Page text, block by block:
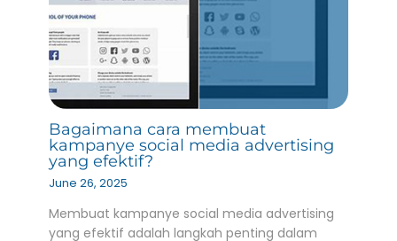
Bagaimana cara membuat
kampanye social media advertising
yang efektif?
June 26, 2025
Membuat kampanye social media advertising
yang efektif adalah langkah penting dalam